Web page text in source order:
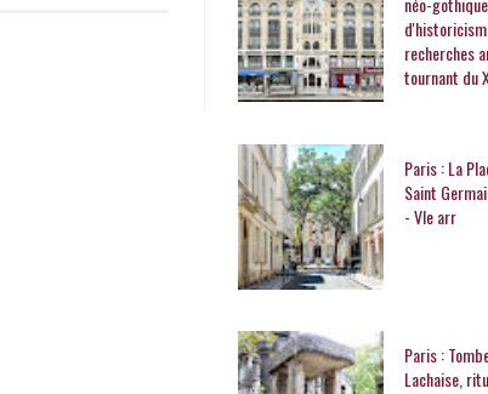
recherches
tournant du
Paris : La
Saint
- VIe arr
Paris :
Lachaise,